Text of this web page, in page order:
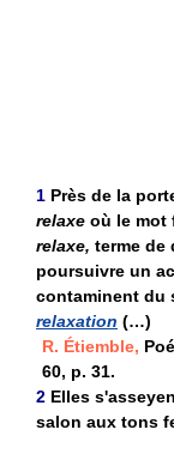
1 Près de la
relaxe où le mot
relaxe, terme de
poursuivre un
contaminent du
relaxation (…)
R. Étiemble,
60, p. 31.
2 Elles
salon aux tons